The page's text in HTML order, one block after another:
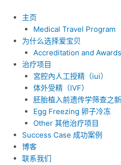
主页
Medical Travel Program
为什么选择爱宝贝
Accreditation and Awards
治疗项目
宮腔內人工授精（iui）
体外受精（IVF）
胚胎植入前遗传学筛查之
Egg Freezing 卵子冷冻
Other 其他治疗项目
Success Case 成功案例
博客
联系我们